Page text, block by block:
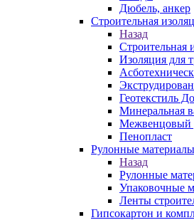
Дюбель, анкер
Строительная
Назад
Строительная
Изоляция для
Геотекстиль
Минеральная
Межвенцовый
Пенопласт
Рулонные
Назад
Рулонные
Упаковочные
Ленты
Гипсокартон и